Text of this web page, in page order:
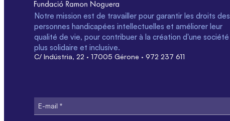
Notre mission est de travailler pour garantir les droits des
personnes handicapées intellectuelles et améliorer leur
qualité de vie, pour contribuer à la création d'une société
plus solidaire et inclusive.
C/ Indústria, 22 · 17005 Gérone · 972 237 611
mail